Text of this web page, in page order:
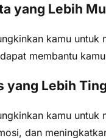
yang Lebih
kamu
membantu
yang Lebih
kamu
dan